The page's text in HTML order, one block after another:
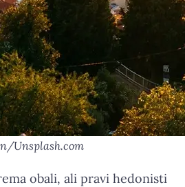
Unsplash.com
obali, ali pravi hedonisti